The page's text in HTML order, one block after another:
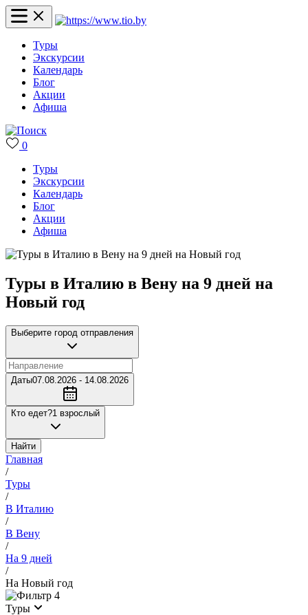
Туры
Экскурсии
Календарь
Блог
Акции
Афиша
0
Туры
Экскурсии
Календарь
Блог
Акции
Афиша
Туры в Италию в Вену на 9 дней на
Новый год
Выберите город отправления
Даты07.08.2026 - 14.08.2026
Кто едет?1 взрослый
Найти
Главная
/
Туры
/
В Италию
/
В Вену
/
На 9 дней
/
На Новый год
4
Туры